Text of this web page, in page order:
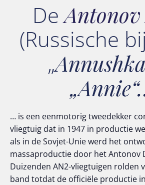
De
(Russische
„
… is een eenmotorig tweedekker
vliegtuig dat in 1947 in productie
als in de Sovjet-Unie werd het
massaproductie door het Antonov
Duizenden AN2-vliegtuigen rolden
band totdat de officiële productie